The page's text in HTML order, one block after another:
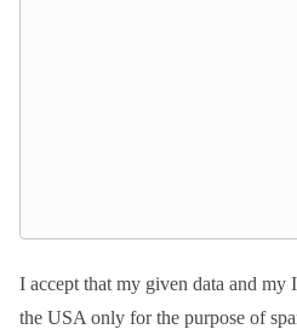
I accept that my given data and my
the USA only for the purpose of